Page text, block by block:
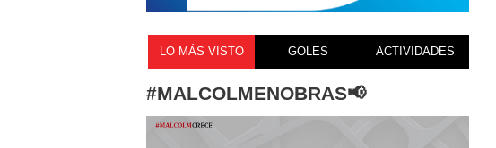
LO MÁS VISTO GOLES ACTIVIDADES
#MALCOLMENOBRAS📢